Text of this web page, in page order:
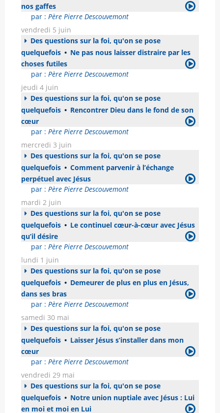
nos gaffes
par : Père Pierre Descouvemont
vendredi 5 juin
Des questions sur la foi, qu'on se pose
quelquefois • Ne pas nous laisser distraire par les
choses futiles
par : Père Pierre Descouvemont
jeudi 4 juin
Des questions sur la foi, qu'on se pose
quelquefois • Rencontrer Dieu dans le fond de son
cœur
par : Père Pierre Descouvemont
mercredi 3 juin
Des questions sur la foi, qu'on se pose
quelquefois • Comment parvenir à l’échange
perpétuel avec Jésus
par : Père Pierre Descouvemont
mardi 2 juin
Des questions sur la foi, qu'on se pose
quelquefois • Le continuel cœur-à-cœur avec Jésus
qu’il désire
par : Père Pierre Descouvemont
lundi 1 juin
Des questions sur la foi, qu'on se pose
quelquefois • Demeurer de plus en plus en Jésus,
dans ses bras
par : Père Pierre Descouvemont
samedi 30 mai
Des questions sur la foi, qu'on se pose
quelquefois • Laisser Jésus s’installer dans mon
cœur
par : Père Pierre Descouvemont
vendredi 29 mai
Des questions sur la foi, qu'on se pose
quelquefois • Notre union nuptiale avec Jésus : Lui
en moi et moi en Lui